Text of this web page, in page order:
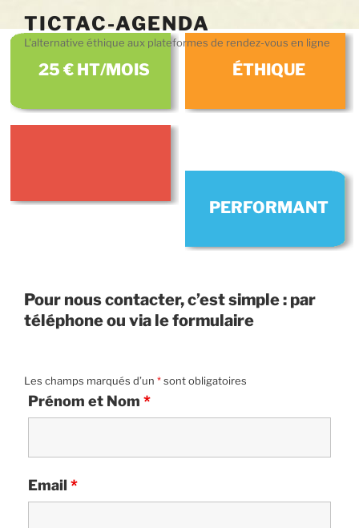
au
contenu
principal
TICTAC-AGENDA
L'alternative éthique aux plateformes de rendez-vous en ligne
25 € HT/MOIS ÉTHIQUE
PERFORMANT
Pour nous contacter, c’est simple : par
téléphone ou via le formulaire
Les champs marqués d’un *sont obligatoires
Prénom et Nom *
Email *